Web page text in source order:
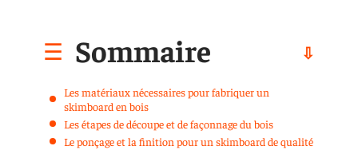
Sommaire
Les matériaux nécessaires pour fabriquer un
skimboard en bois
Les étapes de découpe et de façonnage du bois
Le ponçage et la finition pour un skimboard de qualité